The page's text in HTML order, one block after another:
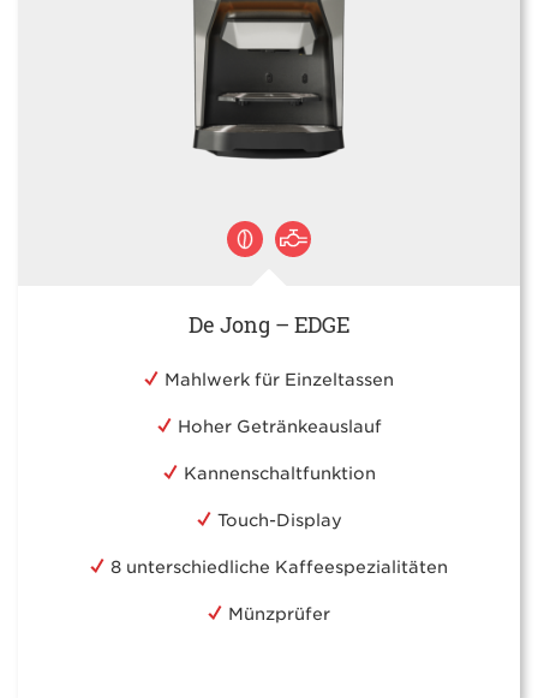
De Jong – EDGE
Mahlwerk für Einzeltassen
Hoher Getränkeauslauf
Kannenschaltfunktion
Touch-Display
8 unterschiedliche Kaffeespezialitäten
Münzprüfer